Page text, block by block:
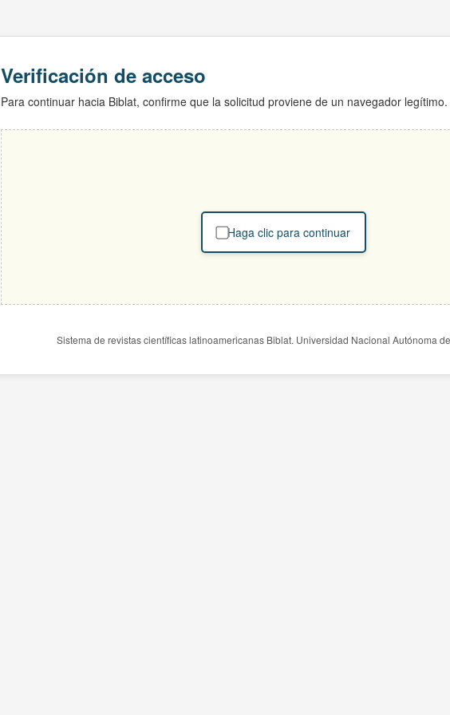
Verificación de acceso
Para continuar hacia Biblat, confirme que la solicitud proviene de un navegador legítimo.
Haga clic para continuar
Sistema de revistas científicas latinoamericanas Biblat. Universidad Nacional Autónoma